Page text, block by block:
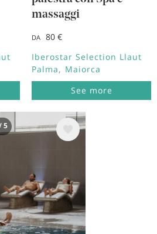
massaggi
DA
80 €
Iberostar Selection Llaut
Palma
Maiorca
See more
5